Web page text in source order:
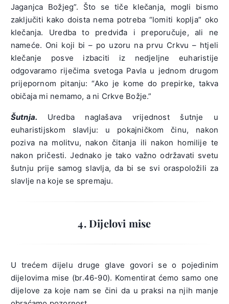
Jaganjca Božjeg”. Što se tiče klečanja, mogli bismo
zaključiti kako doista nema potreba “lomiti koplja” oko
klečanja. Uredba to predviđa i preporučuje, ali ne
nameće. Oni koji bi – po uzoru na prvu Crkvu – htjeli
klečanje posve izbaciti iz nedjeljne euharistije
odgovaramo riječima svetoga Pavla u jednom drugom
prijepornom pitanju: “Ako je kome do prepirke, takva
običaja mi nemamo, a ni Crkve Božje.”
Šutnja.
Uredba naglašava vrijednost šutnje u
euharistijskom slavlju: u pokajničkom činu, nakon
poziva na molitvu, nakon čitanja ili nakon homilije te
nakon pričesti. Jednako je tako važno održavati svetu
šutnju prije samog slavlja, da bi se svi oraspoložili za
slavlje na koje se spremaju.
4. Dijelovi mise
U trećem dijelu druge glave govori se o pojedinim
dijelovima mise (br.46-90). Komentirat ćemo samo one
dijelove za koje nam se čini da u praksi na njih manje